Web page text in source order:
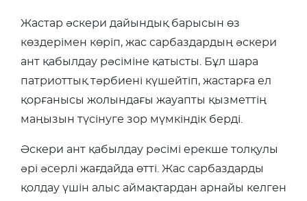
Жастар әскери дайындық барысын өз
көздерімен көріп, жас сарбаздардың әскери
ант қабылдау рәсіміне қатысты. Бұл шара
патриоттық тәрбиені күшейтіп, жастарға ел
қорғанысы жолындағы жауапты қызметтің
маңызын түсінуге зор мүмкіндік берді.
Әскери ант қабылдау рәсімі ерекше толқулы
әрі әсерлі жағдайда өтті. Жас сарбаздарды
қолдау үшін алыс аймақтардан арнайы келген